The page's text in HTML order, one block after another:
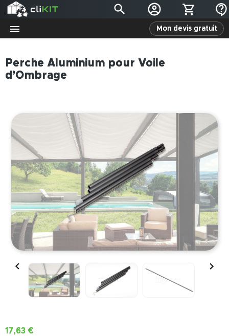
Mon devis gratuit
Perche Aluminium pour Voile
d’Ombrage
 
17,63 €